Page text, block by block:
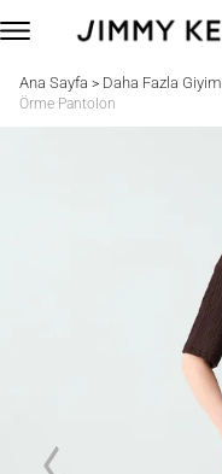
Ana Sayfa > Daha Fazla Giyim
Örme Pantolon